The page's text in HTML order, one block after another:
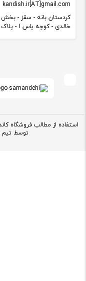
کردستان بانه - سقز - بخش
خالدی - کوچه یاس 1 - پلاک : 0 - طبقه : 1 08736248237 - 08736227961
kandish.ir[AT]gmail.com
استفاده از مطالب فروشگاه
توسط تیم